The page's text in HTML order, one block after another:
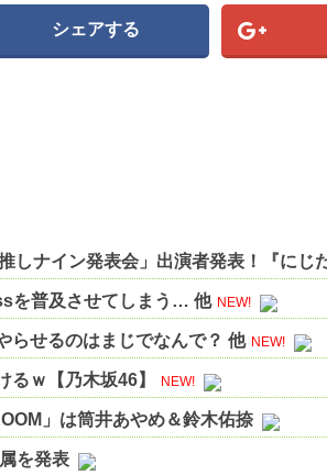
シェアする
を普及させてしまう… 他 NEW!
らせるのはまじでなんで？ 他 NEW!
ｗ【乃木坂46】 NEW!
」は筒井あやめ＆鈴木佑捺
を発表